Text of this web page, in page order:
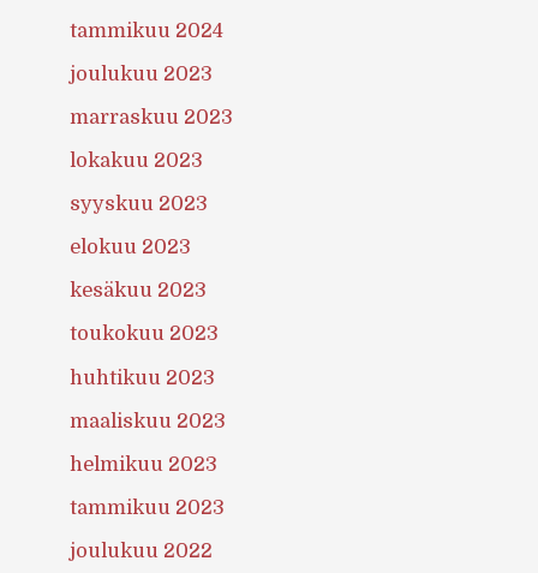
tammikuu 2024
joulukuu 2023
marraskuu 2023
lokakuu 2023
syyskuu 2023
elokuu 2023
kesäkuu 2023
toukokuu 2023
huhtikuu 2023
maaliskuu 2023
helmikuu 2023
tammikuu 2023
joulukuu 2022